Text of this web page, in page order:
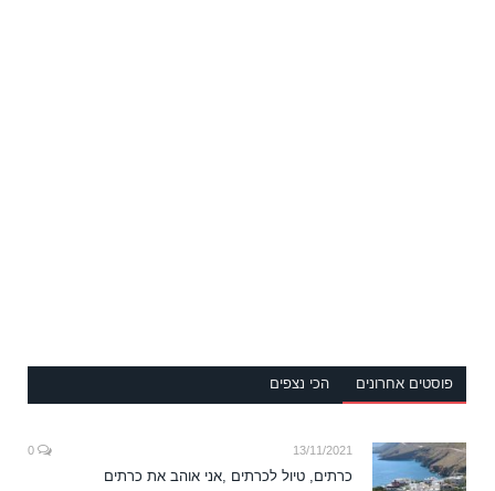
פוסטים אחרונים הכי נצפים
13/11/2021
כרתים, טיול לכרתים ,אני אוהב את כרתים